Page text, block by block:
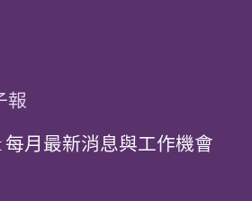
報
每月最新消息與工作機會